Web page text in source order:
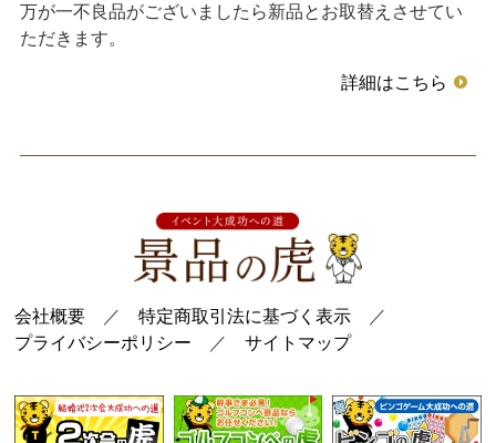
万が一不良品がございましたら新品とお取替えさせてい
ただきます。
詳細はこちら
会社概要 ／特定商取引法に基づく表示 ／
プライバシーポリシー ／サイトマップ